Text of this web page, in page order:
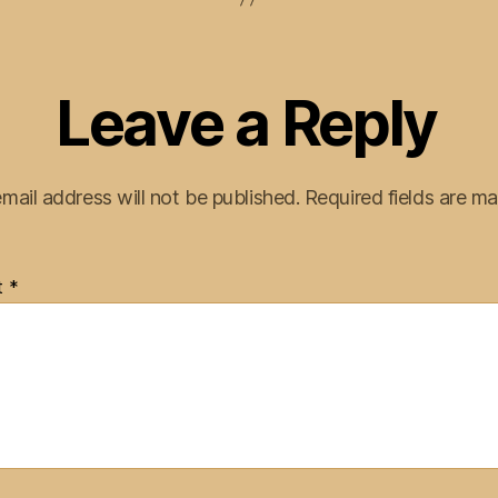
Leave a Reply
address will not be published. Required fields are
*